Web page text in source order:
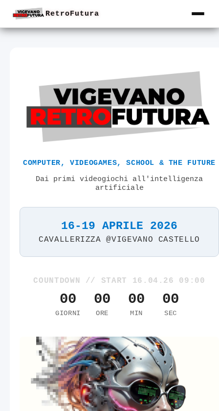
RetroFutura
COMPUTER, VIDEOGAMES, SCHOOL & THE FUTURE
Dai primi videogiochi all'intelligenza
artificiale
16-19 APRILE 2026
CAVALLERIZZA @VIGEVANO CASTELLO
COUNTDOWN // START 16.04.26 09:00
00
GIORNI
00
ORE
00
MIN
00
SEC